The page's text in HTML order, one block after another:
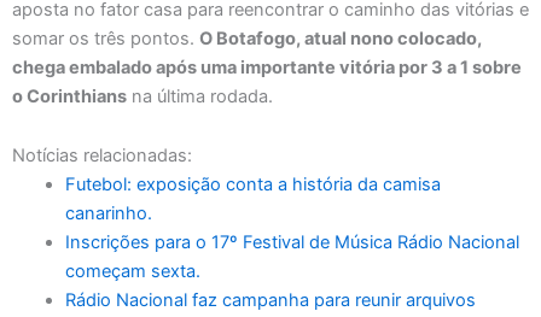
aposta no fator casa para reencontrar o caminho das vitórias e
somar os três pontos. O Botafogo, atual nono colocado,
chega embalado após uma importante vitória por 3 a 1 sobre
o Corinthians na última rodada.
Notícias relacionadas:
Futebol: exposição conta a história da camisa
canarinho.
Inscrições para o 17º Festival de Música Rádio Nacional
começam sexta.
Rádio Nacional faz campanha para reunir arquivos